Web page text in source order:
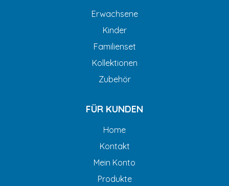
Erwachsene
Kinder
Familienset
Kollektionen
Zubehör
FÜR KUNDEN
Home
Kontakt
Mein Konto
Produkte